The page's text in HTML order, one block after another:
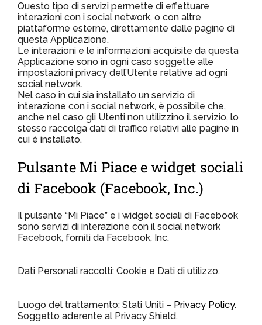
Questo tipo di servizi permette di effettuare
interazioni con i social network, o con altre
piattaforme esterne, direttamente dalle pagine di
questa Applicazione.
Le interazioni e le informazioni acquisite da questa
Applicazione sono in ogni caso soggette alle
impostazioni privacy dell’Utente relative ad ogni
social network.
Nel caso in cui sia installato un servizio di
interazione con i social network, è possibile che,
anche nel caso gli Utenti non utilizzino il servizio, lo
stesso raccolga dati di traffico relativi alle pagine in
cui è installato.
Pulsante Mi Piace e widget sociali
di Facebook (Facebook, Inc.)
Il pulsante “Mi Piace” e i widget sociali di Facebook
sono servizi di interazione con il social network
Facebook, forniti da Facebook, Inc.
Dati Personali raccolti: Cookie e Dati di utilizzo.
Luogo del trattamento: Stati Uniti – Privacy Policy.
Soggetto aderente al Privacy Shield.